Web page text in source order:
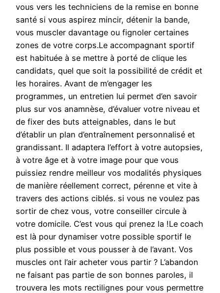
vous vers les techniciens de la remise en bonne
santé si vous aspirez mincir, détenir la bande,
vous muscler davantage ou fignoler certaines
zones de votre corps.Le accompagnant sportif
est habituée à se mettre à porté de clique les
candidats, quel que soit la possibilité de crédit et
les horaires. Avant de m’engager les
programmes, un entretien lui permet d’en savoir
plus sur vos anamnèse, d’évaluer votre niveau et
de fixer des buts atteignables, dans le but
d’établir un plan d’entraînement personnalisé et
grandissant. Il adaptera l’effort à votre autopsies,
à votre âge et à votre image pour que vous
puissiez rendre meilleur vos modalités physiques
de manière réellement correct, pérenne et vite à
travers des actions ciblés. si vous ne voulez pas
sortir de chez vous, votre conseiller circule à
votre domicile. C’est vous qui prenez la !Le coach
est là pour dynamiser votre possible sportif le
plus possible et vous pousser à de l’avant. Vos
muscles ont l’air acheter vous partir ? L’abandon
ne faisant pas partie de son bonnes paroles, il
trouvera les mots rectilignes pour vous permettre